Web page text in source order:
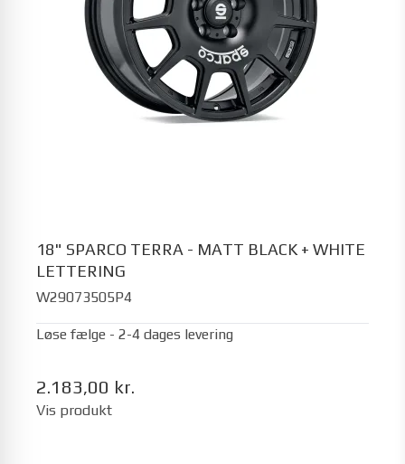
18" SPARCO TERRA - MATT BLACK + WHITE
LETTERING
W29073505P4
Løse fælge - 2-4 dages levering
2.183,00 kr.
Vis produkt